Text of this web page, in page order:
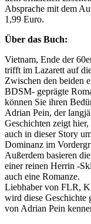
Absprache mit dem
1,99 Euro.
Über das Buch:
Vietnam, Ende der
trifft im Lazarett auf
Zwischen den beiden
BDSM- geprägte
können Sie ihren
Adrian Pein, der
Geschichten zeigt
auch in dieser Story
Dominanz im
Außerdem basieren
einer reinen Herrin -
auch eine Romanze.
Liebhaber von FLR,
wird diese Geschichte
von Adrian Pein